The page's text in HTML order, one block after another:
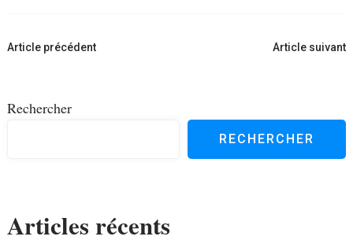
Navigation
Article précédent Article suivant
Rechercher
RECHERCHER
Articles récents